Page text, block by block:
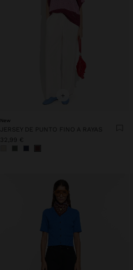
+
New
JERSEY DE PUNTO FINO A RAYAS
32,99 €